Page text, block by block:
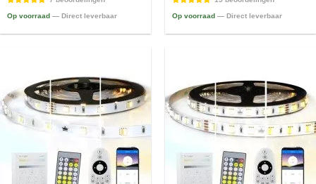
Op voorraad — Direct leverbaar Op voorraad — Direct leverbaar